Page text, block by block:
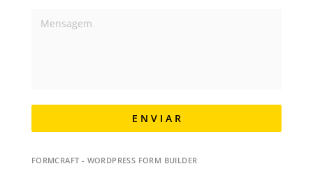
E N V I A R
FORMCRAFT - WORDPRESS FORM BUILDER